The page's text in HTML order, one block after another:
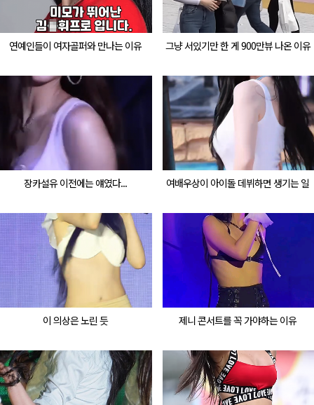
연예인들이 여자골퍼와 만나는 이유 그냥 서있기만 한 게 900만뷰 나온 이유
장카설유 이전에는 얘였다... 여배우상이 아이돌 데뷔하면 생기는 일
이 의상은 노린 듯 제니 콘서트를 꼭 가야하는 이유